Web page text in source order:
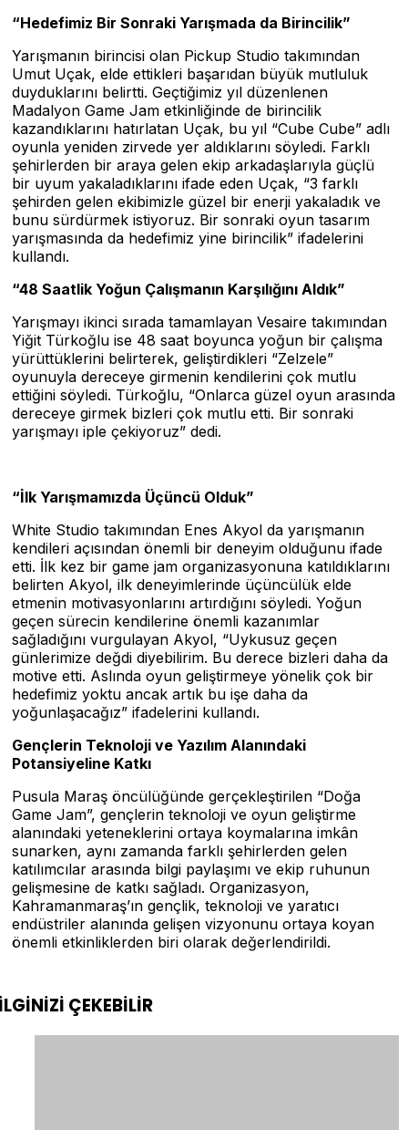
“Hedefimiz Bir Sonraki Yarışmada da Birincilik”
Yarışmanın birincisi olan Pickup Studio takımından
Umut Uçak, elde ettikleri başarıdan büyük mutluluk
duyduklarını belirtti. Geçtiğimiz yıl düzenlenen
Madalyon Game Jam etkinliğinde de birincilik
kazandıklarını hatırlatan Uçak, bu yıl “Cube Cube” adlı
oyunla yeniden zirvede yer aldıklarını söyledi. Farklı
şehirlerden bir araya gelen ekip arkadaşlarıyla güçlü
bir uyum yakaladıklarını ifade eden Uçak, “3 farklı
şehirden gelen ekibimizle güzel bir enerji yakaladık ve
bunu sürdürmek istiyoruz. Bir sonraki oyun tasarım
yarışmasında da hedefimiz yine birincilik” ifadelerini
kullandı.
“48 Saatlik Yoğun Çalışmanın Karşılığını Aldık”
Yarışmayı ikinci sırada tamamlayan Vesaire takımından
Yiğit Türkoğlu ise 48 saat boyunca yoğun bir çalışma
yürüttüklerini belirterek, geliştirdikleri “Zelzele”
oyunuyla dereceye girmenin kendilerini çok mutlu
ettiğini söyledi. Türkoğlu, “Onlarca güzel oyun arasında
dereceye girmek bizleri çok mutlu etti. Bir sonraki
yarışmayı iple çekiyoruz” dedi.
“İlk Yarışmamızda Üçüncü Olduk”
White Studio takımından Enes Akyol da yarışmanın
kendileri açısından önemli bir deneyim olduğunu ifade
etti. İlk kez bir game jam organizasyonuna katıldıklarını
belirten Akyol, ilk deneyimlerinde üçüncülük elde
etmenin motivasyonlarını artırdığını söyledi. Yoğun
geçen sürecin kendilerine önemli kazanımlar
sağladığını vurgulayan Akyol, “Uykusuz geçen
günlerimize değdi diyebilirim. Bu derece bizleri daha da
motive etti. Aslında oyun geliştirmeye yönelik çok bir
hedefimiz yoktu ancak artık bu işe daha da
yoğunlaşacağız” ifadelerini kullandı.
Gençlerin Teknoloji ve Yazılım Alanındaki
Potansiyeline Katkı
Pusula Maraş öncülüğünde gerçekleştirilen “Doğa
Game Jam”, gençlerin teknoloji ve oyun geliştirme
alanındaki yeteneklerini ortaya koymalarına imkân
sunarken, aynı zamanda farklı şehirlerden gelen
katılımcılar arasında bilgi paylaşımı ve ekip ruhunun
gelişmesine de katkı sağladı. Organizasyon,
Kahramanmaraş’ın gençlik, teknoloji ve yaratıcı
endüstriler alanında gelişen vizyonunu ortaya koyan
önemli etkinliklerden biri olarak değerlendirildi.
ÇEKEBİLİR